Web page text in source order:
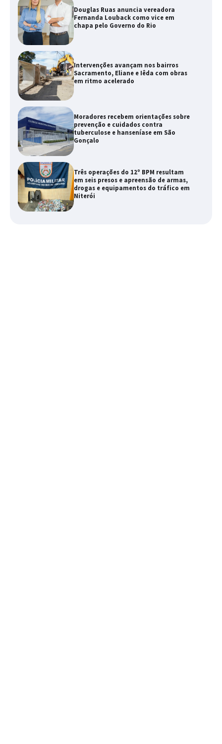
Douglas Ruas anuncia vereadora
Fernanda Louback como vice em
chapa pelo Governo do Rio
Intervenções avançam nos bairros
Sacramento, Eliane e Iêda com obras
em ritmo acelerado
Moradores recebem orientações sobre
prevenção e cuidados contra
tuberculose e hanseníase em São
Gonçalo
Três operações do 12º BPM resultam
em seis presos e apreensão de armas,
drogas e equipamentos do tráfico em
Niterói